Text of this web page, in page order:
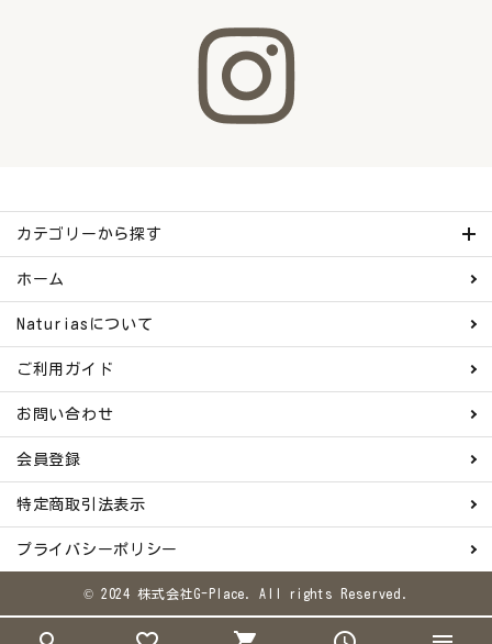
カテゴリーから探す
ホーム
Naturiasについて
ご利用ガイド
お問い合わせ
会員登録
特定商取引法表示
プライバシーポリシー
© 2024 株式会社G-Place. All rights Reserved.